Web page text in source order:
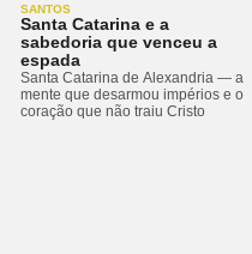
SANTOS
Santa Catarina e a
sabedoria que venceu a
espada
Santa Catarina de Alexandria — a
mente que desarmou impérios e o
coração que não traiu Cristo